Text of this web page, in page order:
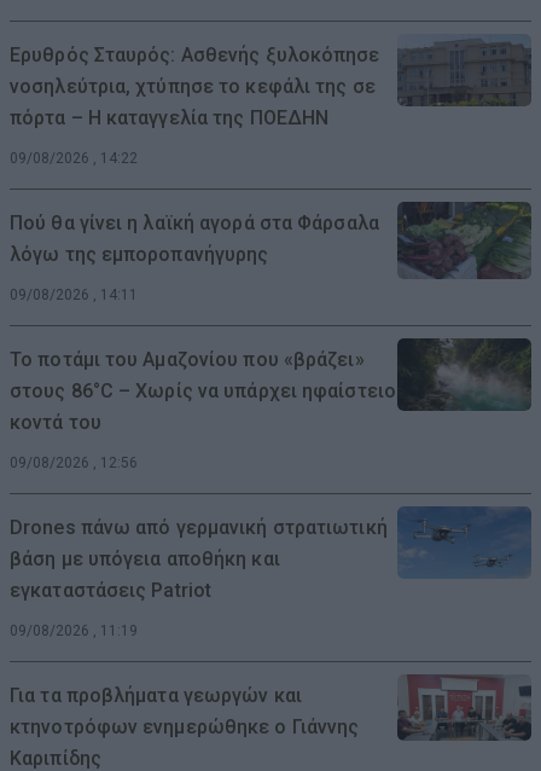
Ερυθρός Σταυρός: Ασθενής ξυλοκόπησε
νοσηλεύτρια, χτύπησε το κεφάλι της σε
πόρτα – Η καταγγελία της ΠΟΕΔΗΝ
09/08/2026 , 14:22
Πού θα γίνει η λαϊκή αγορά στα Φάρσαλα
λόγω της εμποροπανήγυρης
09/08/2026 , 14:11
Το ποτάμι του Αμαζονίου που «βράζει»
στους 86°C – Χωρίς να υπάρχει ηφαίστειο
κοντά του
09/08/2026 , 12:56
Drones πάνω από γερμανική στρατιωτική
βάση με υπόγεια αποθήκη και
εγκαταστάσεις Patriot
09/08/2026 , 11:19
Για τα προβλήματα γεωργών και
κτηνοτρόφων ενημερώθηκε ο Γιάννης
Καριπίδης